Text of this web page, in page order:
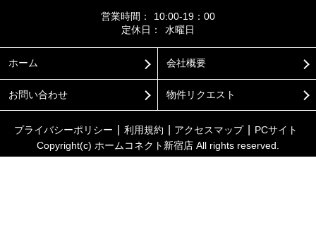
営業時間：
10:00-19：00
定休日：
水曜日
ホーム 会社概要
お問い合わせ 物件リクエスト
プライバシーポリシー 利用規約 アクセスマップ
PCサイト
Copyright(c) ホームコネクト新宿店 All rights reserved.